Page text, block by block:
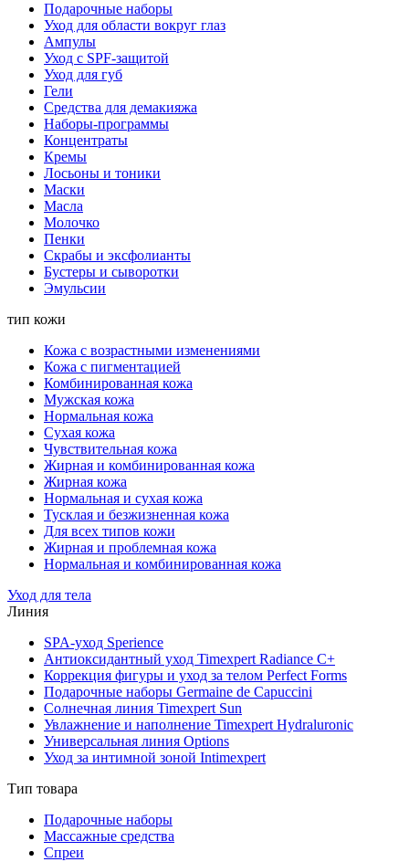
Подарочные наборы
Уход для области вокруг глаз
Ампулы
Уход с SPF-защитой
Уход для губ
Гели
Средства для демакияжа
Наборы-программы
Концентраты
Кремы
Лосьоны и тоники
Маски
Масла
Молочко
Пенки
Скрабы и эксфолианты
Бустеры и сыворотки
Эмульсии
тип кожи
Кожа с возрастными изменениями
Кожа с пигментацией
Комбинированная кожа
Мужская кожа
Нормальная кожа
Сухая кожа
Чувствительная кожа
Жирная и комбинированная кожа
Жирная кожа
Нормальная и сухая кожа
Тусклая и безжизненная кожа
Для всех типов кожи
Жирная и проблемная кожа
Нормальная и комбинированная кожа
Уход для тела
Линия
SPA-уход Sperience
Антиоксидантный уход Timexpert Radiance C+
Коррекция фигуры и уход за телом Perfect Forms
Подарочные наборы Germaine de Capuccini
Солнечная линия Timexpert Sun
Увлажнение и наполнение Timexpert Hydraluronic
Универсальная линия Options
Уход за интимной зоной Intimexpert
Тип товара
Подарочные наборы
Массажные средства
Спреи